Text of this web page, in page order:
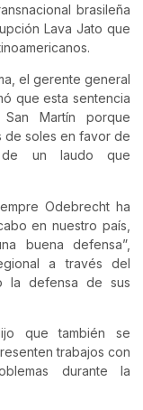
brasileña
Lava Jato que
el gerente general
que esta sentencia
Martín porque
de soles en favor de
de un laudo que
Odebrecht ha
en nuestro país,
buena defensa”,
a través del
la defensa de sus
que también se
trabajos con
durante la